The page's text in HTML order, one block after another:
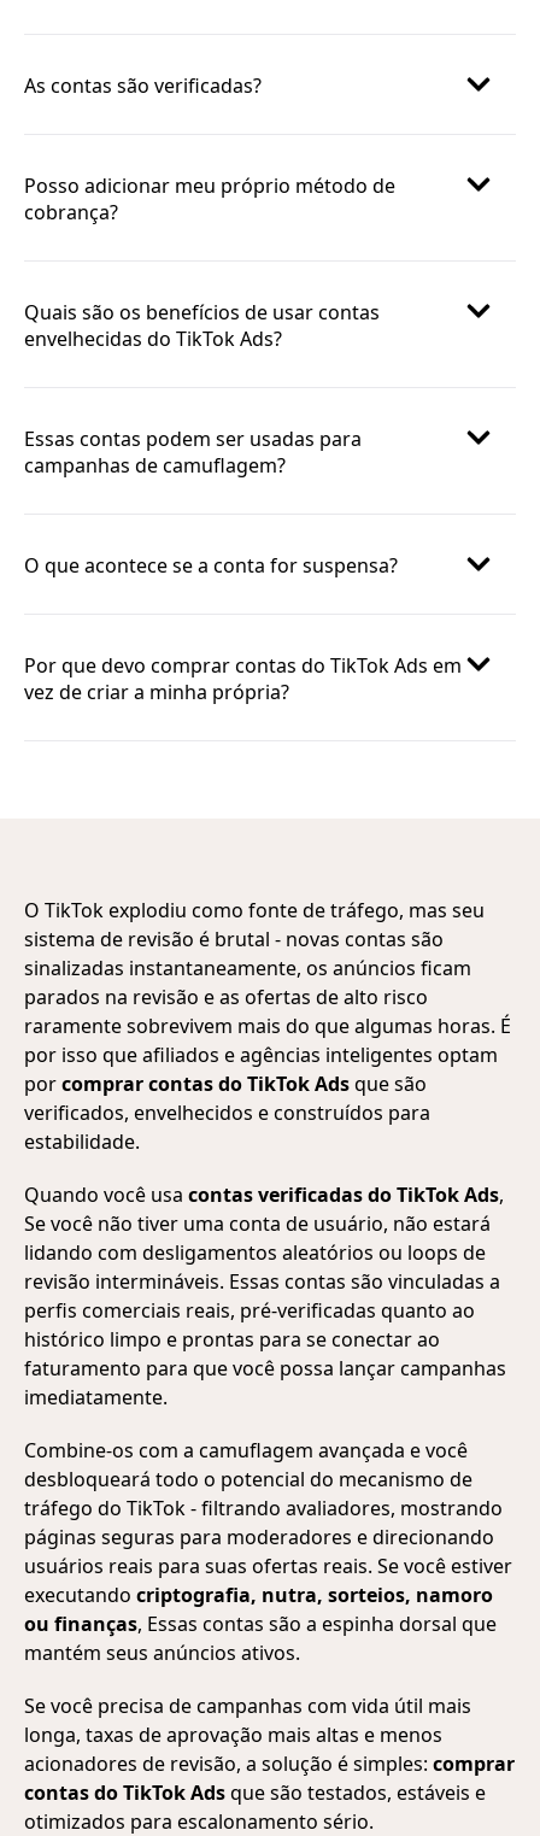
As contas são verificadas?
Posso adicionar meu próprio método de
cobrança?
Quais são os benefícios de usar contas
envelhecidas do TikTok Ads?
Essas contas podem ser usadas para
campanhas de camuflagem?
O que acontece se a conta for suspensa?
Por que devo comprar contas do TikTok Ads em
vez de criar a minha própria?
O TikTok explodiu como fonte de tráfego, mas seu
sistema de revisão é brutal - novas contas são
sinalizadas instantaneamente, os anúncios ficam
parados na revisão e as ofertas de alto risco
raramente sobrevivem mais do que algumas horas. É
por isso que afiliados e agências inteligentes optam
porcomprar contas do TikTok Adsque são
verificados, envelhecidos e construídos para
estabilidade.
Quando você usa contas verificadas do TikTok Ads,
Se você não tiver uma conta de usuário, não estará
lidando com desligamentos aleatórios ou loops de
revisão intermináveis. Essas contas são vinculadas a
perfis comerciais reais, pré-verificadas quanto ao
histórico limpo e prontas para se conectar ao
faturamento para que você possa lançar campanhas
imediatamente.
Combine-os com a camuflagem avançada e você
desbloqueará todo o potencial do mecanismo de
tráfego do TikTok - filtrando avaliadores, mostrando
páginas seguras para moderadores e direcionando
usuários reais para suas ofertas reais. Se você estiver
executando criptografia, nutra, sorteios, namoro
ou finanças, Essas contas são a espinha dorsal que
mantém seus anúncios ativos.
Se você precisa de campanhas com vida útil mais
longa, taxas de aprovação mais altas e menos
acionadores de revisão, a solução é simples: comprar
contas do TikTok Adsque são testados, estáveis e
otimizados para escalonamento sério.